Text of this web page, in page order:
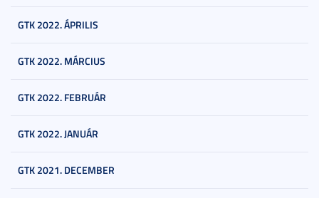
GTK 2022. ÁPRILIS
GTK 2022. MÁRCIUS
GTK 2022. FEBRUÁR
GTK 2022. JANUÁR
GTK 2021. DECEMBER